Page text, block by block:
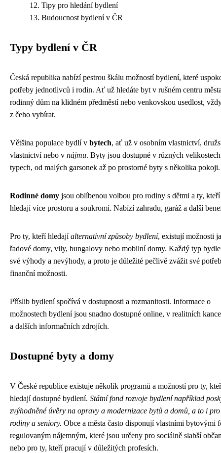
Tipy pro hledání bydlení
Budoucnost bydlení v ČR
Typy bydlení v ČR
Česká republika nabízí pestrou škálu možností bydlení, které
potřeby jednotlivců i rodin. Ať už hledáte byt v rušném centru
rodinný dům na klidném předměstí nebo venkovskou usedlost,
z čeho vybírat.
Většina populace bydlí v bytech, ať už v osobním vlastnictví,
vlastnictví nebo v nájmu. Byty jsou dostupné v různých
typech, od malých garsonek až po prostorné byty s několika pokoji.
Rodinné domy jsou oblíbenou volbou pro rodiny s dětmi a ty, kteří
hledají více prostoru a soukromí. Nabízí zahradu, garáž a další
Pro ty, kteří hledajíalternativní způsoby bydlení, existují možnosti
řadové domy, vily, bungalovy nebo mobilní domy. Každý typ
své výhody a nevýhody, a proto je důležité pečlivě zvážit své
finanční možnosti.
Příslib bydlení spočívá v dostupnosti a rozmanitosti. Informace o
možnostech bydlení jsou snadno dostupné online, v realitních
a dalších informačních zdrojích.
Dostupné byty a domy
V České republice existuje několik programů a možností pro ty,
hledají dostupné bydlení. Státní fond rozvoje bydlení například
zvýhodněné úvěry na opravy a modernizace bytů a domů, a to i
rodiny a seniory. Obce a města často disponují vlastními bytovými
regulovaným nájemným, které jsou určeny pro sociálně slabší
nebo pro ty, kteří pracují v důležitých profesích.